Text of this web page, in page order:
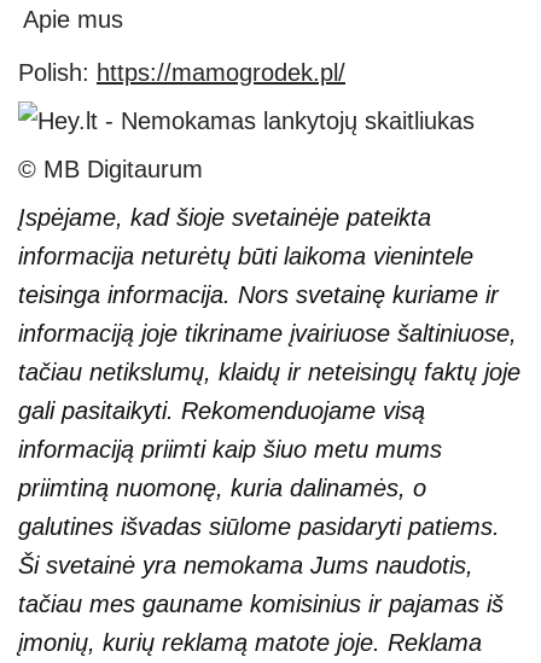
Apie mus
Polish: https://mamogrodek.pl/
© MB Digitaurum
Įspėjame, kad šioje svetainėje pateikta
informacija neturėtų būti laikoma vienintele
teisinga informacija. Nors svetainę kuriame ir
informaciją joje tikriname įvairiuose šaltiniuose,
tačiau netikslumų, klaidų ir neteisingų faktų joje
gali pasitaikyti. Rekomenduojame visą
informaciją priimti kaip šiuo metu mums
priimtiną nuomonę, kuria dalinamės, o
galutines išvadas siūlome pasidaryti patiems.
Ši svetainė yra nemokama Jums naudotis,
tačiau mes gauname komisinius ir pajamas iš
įmonių, kurių reklamą matote joje. Reklama